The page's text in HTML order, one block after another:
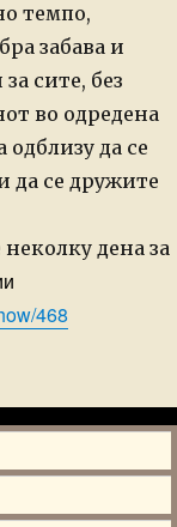
темпо,
забава и
сите, без
во одредена
да се
да се дружите
дена за
468